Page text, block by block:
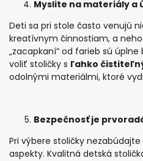
Myslite na materiály a
Deti sa pri stole často venujú
kreatívnym činnostiam, a
„zacapkaní“ od farieb sú
voliť stoličky s ľahko
odolnými materiálmi, ktoré
Bezpečnosť je
Pri výbere stoličky
aspekty. Kvalitná detská